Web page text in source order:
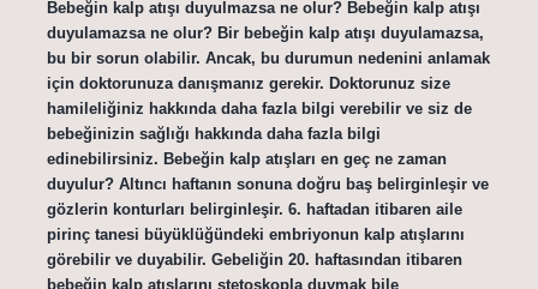
Bebeğin kalp atışı duyulmazsa ne olur? Bebeğin kalp atışı
duyulamazsa ne olur? Bir bebeğin kalp atışı duyulamazsa,
bu bir sorun olabilir. Ancak, bu durumun nedenini anlamak
için doktorunuza danışmanız gerekir. Doktorunuz size
hamileliğiniz hakkında daha fazla bilgi verebilir ve siz de
bebeğinizin sağlığı hakkında daha fazla bilgi
edinebilirsiniz. Bebeğin kalp atışları en geç ne zaman
duyulur? Altıncı haftanın sonuna doğru baş belirginleşir ve
gözlerin konturları belirginleşir. 6. haftadan itibaren aile
pirinç tanesi büyüklüğündeki embriyonun kalp atışlarını
görebilir ve duyabilir. Gebeliğin 20. haftasından itibaren
bebeğin kalp atışlarını stetoskopla duymak bile